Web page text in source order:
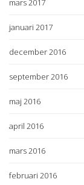
mars 2017
januari 2017
december 2016
september 2016
maj 2016
april 2016
mars 2016
februari 2016